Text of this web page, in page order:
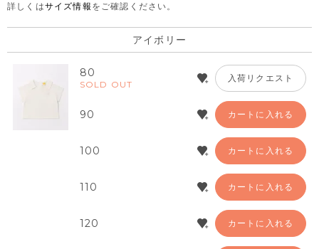
詳しくはサイズ情報 をご確認ください。
アイボリー
80
SOLD OUT
入荷リクエスト
90 カートに入れる
100 カートに入れる
110 カートに入れる
120 カートに入れる